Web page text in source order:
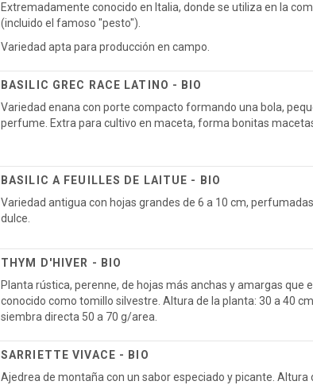
Extremadamente conocido en Italia, donde se utiliza en la
(incluido el famoso "pesto").
Variedad apta para producción en campo.
BASILIC GREC RACE LATINO - BIO
Variedad enana con porte compacto formando una bola,
perfume. Extra para cultivo en maceta, forma bonitas
BASILIC A FEUILLES DE LAITUE - BIO
Variedad antigua con hojas grandes de 6 a 10 cm,
dulce.
THYM D'HIVER - BIO
Planta rústica, perenne, de hojas más anchas y amargas que
conocido como tomillo silvestre. Altura de la planta: 30 a 40
siembra directa 50 a 70 g/area.
SARRIETTE VIVACE - BIO
Ajedrea de montaña con un sabor especiado y picante. Altura